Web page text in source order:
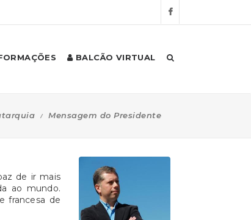
BALCÃO VIRTUAL
Mensagem do Presidente
de ir mais
ao mundo.
francesa de